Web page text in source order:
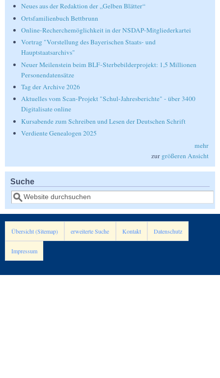
Neues aus der Redaktion der „Gelben Blätter“
Ortsfamilienbuch Bettbrunn
Online-Recherchemöglichkeit in der NSDAP-Mitgliederkartei
Vortrag "Vorstellung des Bayerischen Staats- und
Hauptstaatsarchivs"
Neuer Meilenstein beim BLF-Sterbebilderprojekt: 1,5 Millionen
Personendatensätze
Tag der Archive 2026
Aktuelles vom Scan-Projekt "Schul-Jahresberichte" - über 3400
Digitalisate online
Kursabende zum Schreiben und Lesen der Deutschen Schrift
Verdiente Genealogen 2025
mehr
zur größeren Ansicht
Suche
Suche
Übersicht (Sitemap) erweiterte Suche Kontakt Datenschutz
Impressum